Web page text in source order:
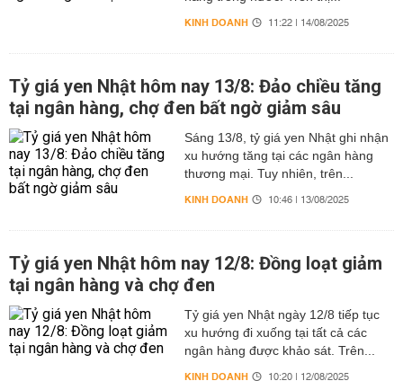
KINH DOANH 11:22 | 14/08/2025
Tỷ giá yen Nhật hôm nay 13/8: Đảo chiều tăng
tại ngân hàng, chợ đen bất ngờ giảm sâu
Sáng 13/8, tỷ giá yen Nhật ghi nhận
xu hướng tăng tại các ngân hàng
thương mại. Tuy nhiên, trên...
KINH DOANH 10:46 | 13/08/2025
Tỷ giá yen Nhật hôm nay 12/8: Đồng loạt giảm
tại ngân hàng và chợ đen
Tỷ giá yen Nhật ngày 12/8 tiếp tục
xu hướng đi xuống tại tất cả các
ngân hàng được khảo sát. Trên...
KINH DOANH 10:20 | 12/08/2025